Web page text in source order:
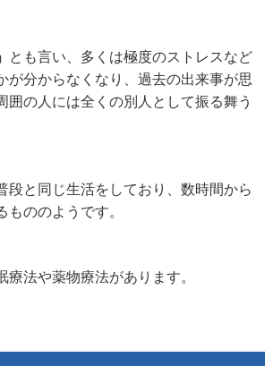
とも言い、多くは極度のストレスなど
が分からなくなり、過去の出来事が思
囲の人には全くの別人として振る舞う
段と同じ生活をしており、数時間から
ののようです。
療法や薬物療法があります。